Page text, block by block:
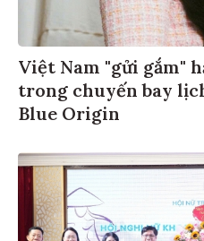
Việt Nam "gửi gắm"
trong chuyến bay
Blue Origin